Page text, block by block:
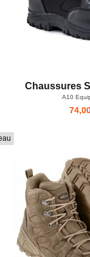
Chaussures
A10